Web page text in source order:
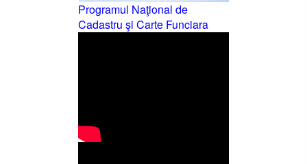
Programul Naţional de
Cadastru şi Carte Funciara